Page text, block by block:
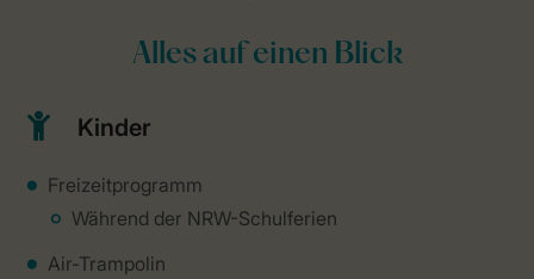
Alles auf einen Blick
Kinder
Freizeitprogramm
Während der NRW-Schulferien
Air-Trampolin